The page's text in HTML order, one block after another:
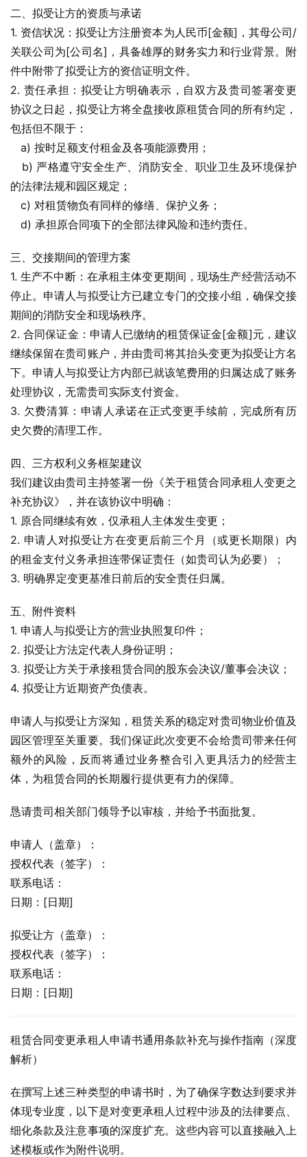
二、拟受让方的资质与承诺
1. 资信状况：拟受让方注册资本为人民币[金额]，其母公司/
关联公司为[公司名]，具备雄厚的财务实力和行业背景。附
件中附带了拟受让方的资信证明文件。
2. 责任承担：拟受让方明确表示，自双方及贵司签署变更
协议之日起，拟受让方将全盘接收原租赁合同的所有约定，
包括但不限于：
   a) 按时足额支付租金及各项能源费用；
的法律法规和园区规定；
   c) 对租赁物负有同样的修缮、保护义务；
   d) 承担原合同项下的全部法律风险和违约责任。
三、交接期间的管理方案
1. 生产不中断：在承租主体变更期间，现场生产经营活动不
停止。申请人与拟受让方已建立专门的交接小组，确保交接
期间的消防安全和现场秩序。
2. 合同保证金：申请人已缴纳的租赁保证金[金额]元，建议
继续保留在贵司账户，并由贵司将其抬头变更为拟受让方名
下。申请人与拟受让方内部已就该笔费用的归属达成了账务
处理协议，无需贵司实际支付资金。
3. 欠费清算：申请人承诺在正式变更手续前，完成所有历
史欠费的清理工作。
四、三方权利义务框架建议
我们建议由贵司主持签署一份《关于租赁合同承租人变更之
补充协议》，并在该协议中明确：
1. 原合同继续有效，仅承租人主体发生变更；
2. 申请人对拟受让方在变更后前三个月（或更长期限）内
的租金支付义务承担连带保证责任（如贵司认为必要）；
3. 明确界定变更基准日前后的安全责任归属。
五、附件资料
1. 申请人与拟受让方的营业执照复印件；
2. 拟受让方法定代表人身份证明；
3. 拟受让方关于承接租赁合同的股东会决议/董事会决议；
4. 拟受让方近期资产负债表。
申请人与拟受让方深知，租赁关系的稳定对贵司物业价值及
园区管理至关重要。我们保证此次变更不会给贵司带来任何
额外的风险，反而将通过业务整合引入更具活力的经营主
体，为租赁合同的长期履行提供更有力的保障。
恳请贵司相关部门领导予以审核，并给予书面批复。
申请人（盖章）：
授权代表（签字）：
联系电话：
日期：[日期]
拟受让方（盖章）：
授权代表（签字）：
联系电话：
日期：[日期]
租赁合同变更承租人申请书通用条款补充与操作指南（深度
解析）
在撰写上述三种类型的申请书时，为了确保字数达到要求并
体现专业度，以下是对变更承租人过程中涉及的法律要点、
细化条款及注意事项的深度扩充。这些内容可以直接融入上
述模板或作为附件说明。